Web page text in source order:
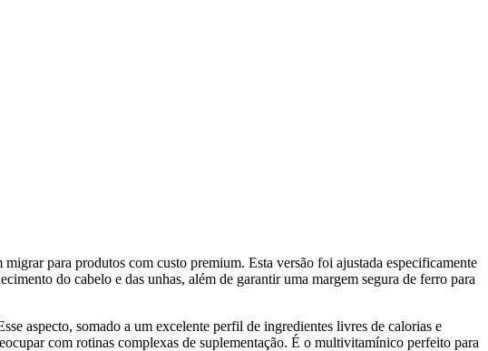
para produtos com custo premium. Esta versão foi ajustada especificamente
do cabelo e das unhas, além de garantir uma margem segura de ferro para
aspecto, somado a um excelente perfil de ingredientes livres de calorias e
com rotinas complexas de suplementação. É o multivitamínico perfeito para